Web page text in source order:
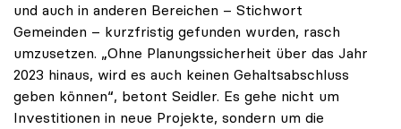
und auch in anderen Bereichen – Stichwort
Gemeinden – kurzfristig gefunden wurden, rasch
umzusetzen. „Ohne Planungssicherheit über das Jahr
2023 hinaus, wird es auch keinen Gehaltsabschluss
geben können“, betont Seidler. Es gehe nicht um
Investitionen in neue Projekte, sondern um die